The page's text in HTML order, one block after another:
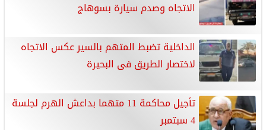
الاتجاه وصدم سيارة بسوهاج
الداخلية تضبط المتهم بالسير عكس الاتجاه
لاختصار الطريق فى البحيرة
تأجيل محاكمة 11 متهما بداعش الهرم لجلسة
4 سبتمبر